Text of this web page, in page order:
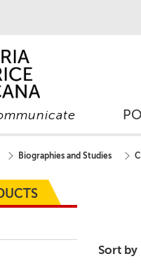
Biographies and Studies
Sort by